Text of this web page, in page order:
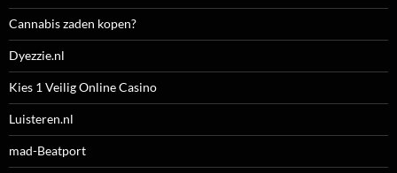
Cannabis zaden kopen?
Dyezzie.nl
Kies 1 Veilig Online Casino
Luisteren.nl
mad-Beatport